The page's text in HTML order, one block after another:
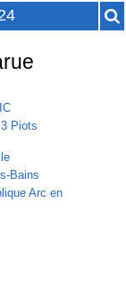
Piots
Bains
Arc en